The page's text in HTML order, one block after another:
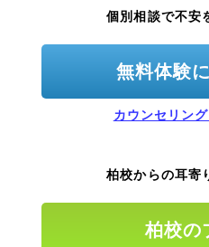
個別相談で不安
無料体験
カウンセリン
柏校からの耳寄
柏校の